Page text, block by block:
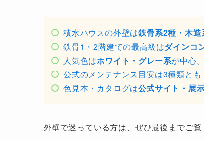
積水ハウスの外壁は鉄骨系2種・木
鉄骨1・2階建ての最高級はダインコ
人気色はホワイト・グレー系が中心
公式のメンテナンス目安は3種類とも
色見本・カタログは公式サイト・展
外壁で迷っている方は、ぜひ最後までご覧